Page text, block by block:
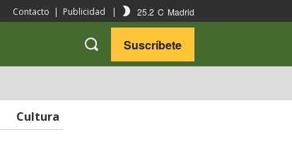
Contacto | Publicidad | 25.2 C Madrid
Suscríbete
Cultura